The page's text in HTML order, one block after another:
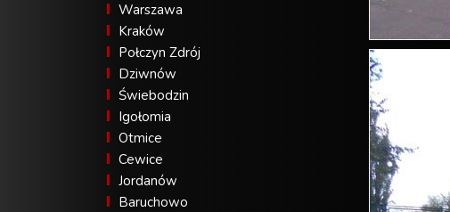
Warszawa
Kraków
Połczyn Zdrój
Dziwnów
Świebodzin
Igołomia
Otmice
Cewice
Jordanów
Baruchowo